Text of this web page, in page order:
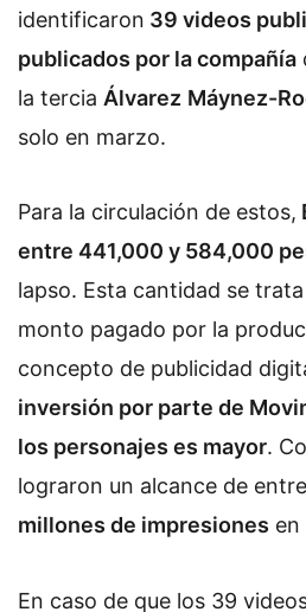
identificaron 39 videos
publicados por la compañía
la tercia Álvarez Máynez-
solo en marzo.
Para la circulación de estos,
entre 441,000 y 584,000
lapso. Esta cantidad se
monto pagado por la
concepto de publicidad
inversión por parte de
los personajes es mayor.
lograron un alcance de entre
millones de impresiones en
En caso de que los 39